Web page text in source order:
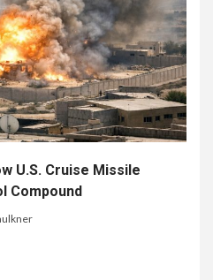
U.S. Cruise Missile
Compound